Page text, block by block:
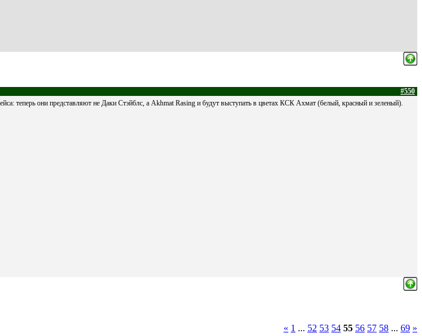
#550
теперь они представляют не Даки Стэйблс, а Akhmat Rasing и будут выступать в цветах КСК Ахмат (белый, красный и зеленый).
« 1 ... 52 53 54 55 56 57 58 ... 69 »